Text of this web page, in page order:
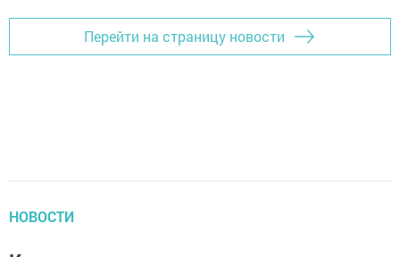
Перейти на страницу новости
НОВОСТИ